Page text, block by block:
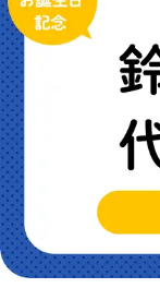
2.5次元
アニメ映画一覧
今期アニメ曜日別一覧
春アニメ